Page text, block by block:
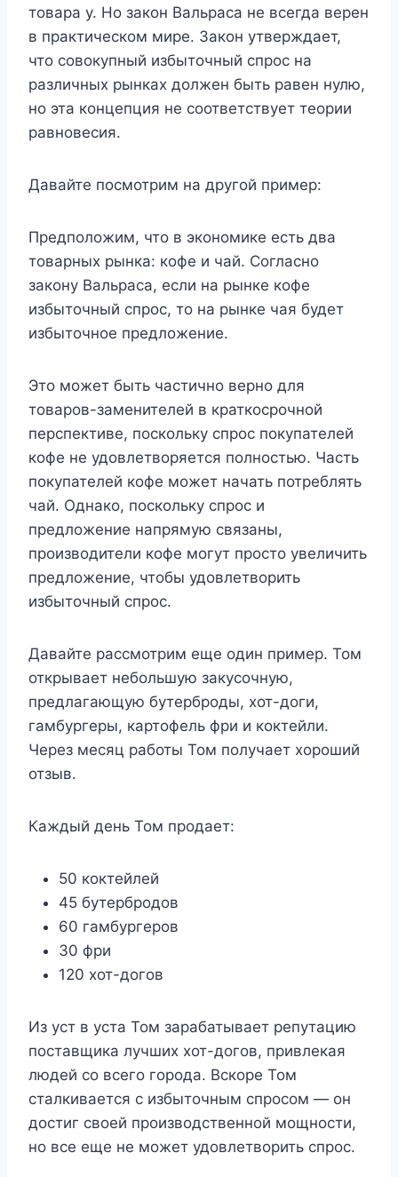
товара y. Но закон Вальраса не всегда верен
в практическом мире. Закон утверждает,
что совокупный избыточный спрос на
различных рынках должен быть равен нулю,
но эта концепция не соответствует теории
равновесия.
Давайте посмотрим на другой пример:
Предположим, что в экономике есть два
товарных рынка: кофе и чай. Согласно
закону Вальраса, если на рынке кофе
избыточный спрос, то на рынке чая будет
избыточное предложение.
Это может быть частично верно для
товаров-заменителей в краткосрочной
перспективе, поскольку спрос покупателей
кофе не удовлетворяется полностью. Часть
покупателей кофе может начать потреблять
чай. Однако, поскольку спрос и
предложение напрямую связаны,
производители кофе могут просто увеличить
предложение, чтобы удовлетворить
избыточный спрос.
Давайте рассмотрим еще один пример. Том
открывает небольшую закусочную,
предлагающую бутерброды, хот-доги,
гамбургеры, картофель фри и коктейли.
Через месяц работы Том получает хороший
отзыв.
Каждый день Том продает:
50 коктейлей
45 бутербродов
60 гамбургеров
30 фри
120 хот-догов
Из уст в уста Том зарабатывает репутацию
поставщика лучших хот-догов, привлекая
людей со всего города. Вскоре Том
сталкивается с избыточным спросом — он
достиг своей производственной мощности,
но все еще не может удовлетворить спрос.